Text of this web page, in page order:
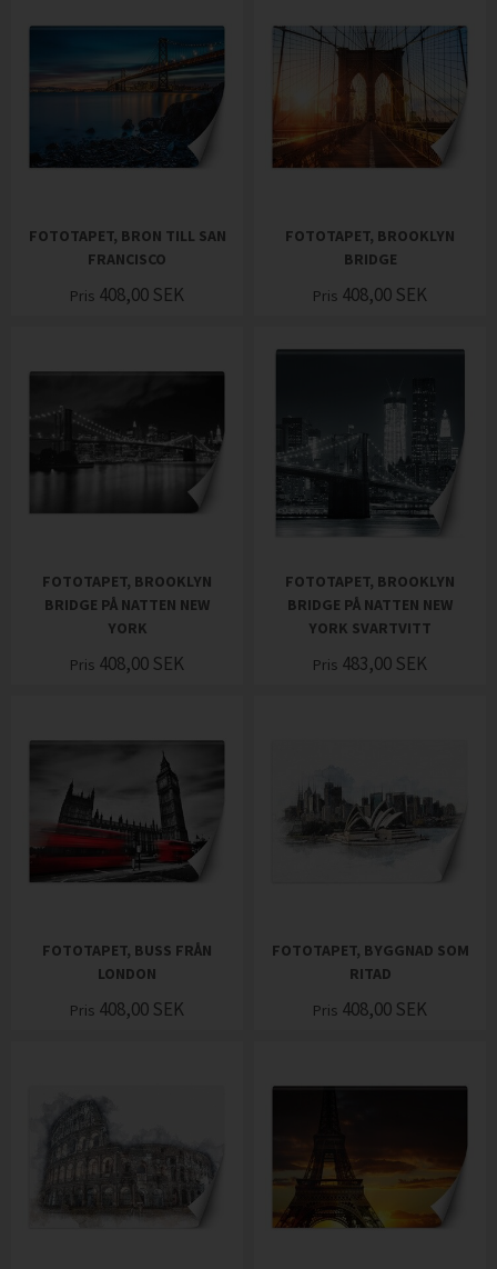
FOTOTAPET, BRON TILL SAN
FRANCISCO
Pris 408,00 SEK
FOTOTAPET, BROOKLYN
BRIDGE
Pris 408,00 SEK
FOTOTAPET, BROOKLYN
BRIDGE PÅ NATTEN NEW
YORK
Pris 408,00 SEK
FOTOTAPET, BROOKLYN
BRIDGE PÅ NATTEN NEW
YORK SVARTVITT
Pris 483,00 SEK
FOTOTAPET, BUSS FRÅN
LONDON
Pris 408,00 SEK
FOTOTAPET, BYGGNAD SOM
RITAD
Pris 408,00 SEK